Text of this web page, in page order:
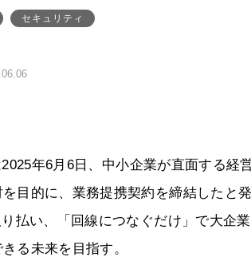
セキュリティ
年6月6日、中小企業が直面する経
目的に、業務提携契約を締結したと
払い、「回線につなぐだけ」で大企
る未来を目指す。